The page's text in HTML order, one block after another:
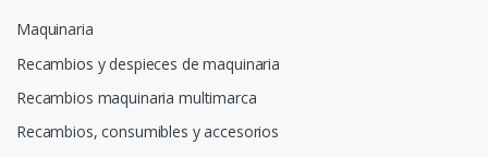
Maquinaria
Recambios y despieces de maquinaria
Recambios maquinaria multimarca
Recambios, consumibles y accesorios